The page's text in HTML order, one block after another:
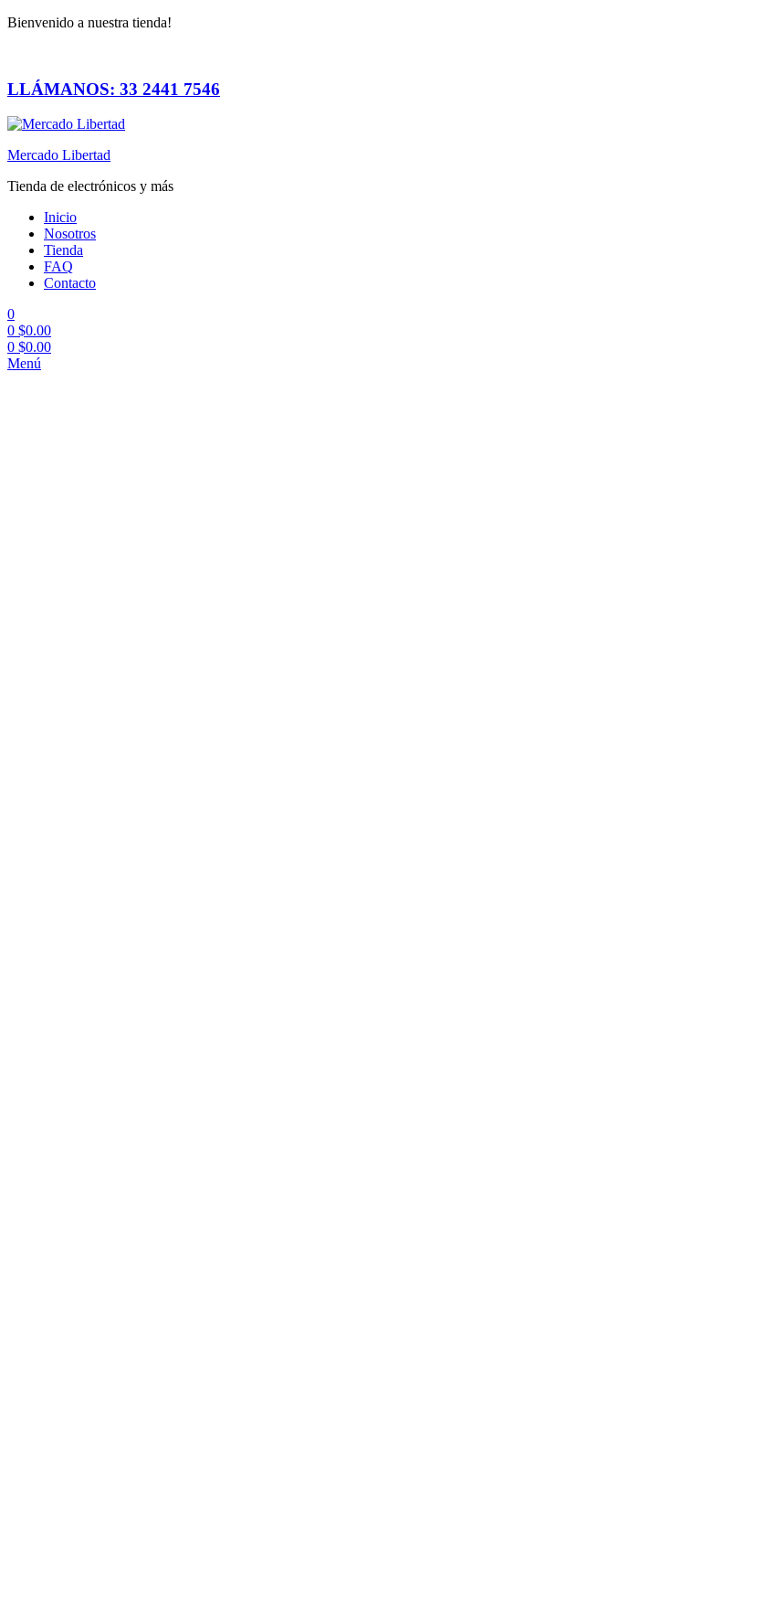
Bienvenido a nuestra tienda!
LLÁMANOS: 33 2441 7546
Mercado Libertad
Tienda de electrónicos y más
Inicio
Nosotros
Tienda
FAQ
Contacto
0
0 $0.00
0 $0.00
Menú